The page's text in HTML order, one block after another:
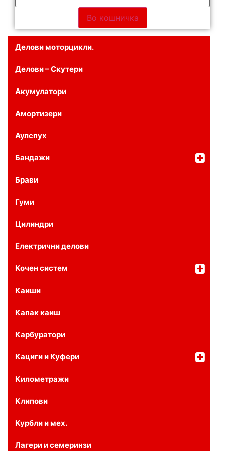
Делови моторцикли.
Делови – Скутери
Акумулатори
Амортизери
Аулспух
Бандажи
Брави
Гуми
Цилиндри
Електрични делови
Кочен систем
Каиши
Капак каиш
Карбуратори
Кациги и Куфери
Километражи
Клипови
Курбли и мех.
Лагери и семеринзи
Во кошничка